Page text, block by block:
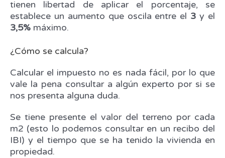
tienen libertad de aplicar el porcentaje, se
establece un aumento que oscila entre el 3 y el
3,5% máximo.
¿Cómo se calcula?
Calcular el impuesto no es nada fácil, por lo que
vale la pena consultar a algún experto por si se
nos presenta alguna duda.
Se tiene presente el valor del terreno por cada
m2 (esto lo podemos consultar en un recibo del
IBI) y el tiempo que se ha tenido la vivienda en
propiedad.